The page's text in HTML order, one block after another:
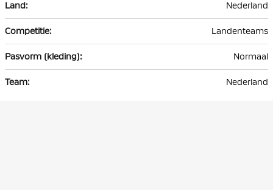
Nederland
Landenteams
Normaal
Nederland